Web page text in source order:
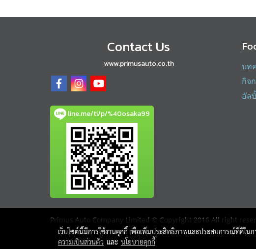
Contact Us
www.primusauto.co.th
line.me/ti/p/%40osaka99
บท
กิจ
อัล
Primus Auto Company Limited © Copyright 2016 All right
เว็บไซต์นี้มีการใช้งานคุกกี้ เพื่อเพิ่มประสิทธิภาพและประสบการณ์ที่ดีใน
ความเป็นส่วนตัว และ นโยบายคุกกี้